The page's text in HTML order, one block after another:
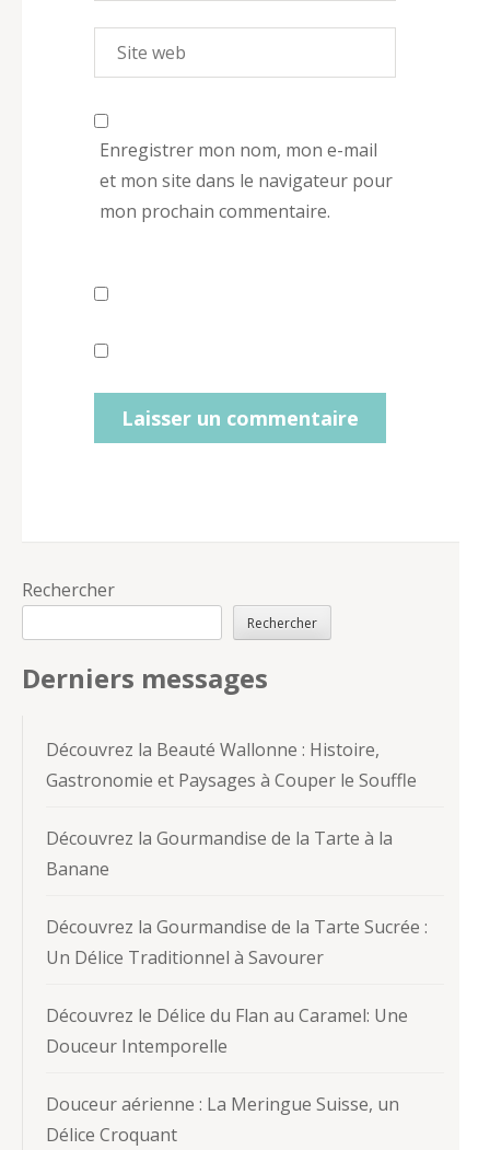
Enregistrer mon nom, mon e-mail
et mon site dans le navigateur pour
mon prochain commentaire.
Rechercher
Rechercher
Derniers messages
Découvrez la Beauté Wallonne : Histoire,
Gastronomie et Paysages à Couper le Souffle
Découvrez la Gourmandise de la Tarte à la
Banane
Découvrez la Gourmandise de la Tarte Sucrée :
Un Délice Traditionnel à Savourer
Découvrez le Délice du Flan au Caramel: Une
Douceur Intemporelle
Douceur aérienne : La Meringue Suisse, un
Délice Croquant